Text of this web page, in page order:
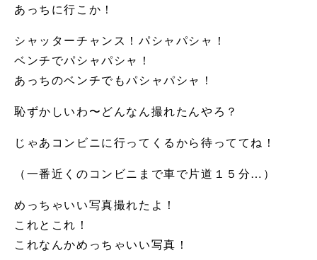
あっちに行こか！
シャッターチャンス！パシャパシャ！
ベンチでパシャパシャ！
あっちのベンチでもパシャパシャ！
恥ずかしいわ〜どんなん撮れたんやろ？
じゃあコンビニに行ってくるから待っててね！
（一番近くのコンビニまで車で片道１５分…）
めっちゃいい写真撮れたよ！
これとこれ！
これなんかめっちゃいい写真！